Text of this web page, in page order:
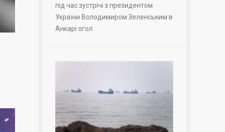
під час зустрічі з президентом
України Володимиром Зеленським в
Анкарі огол